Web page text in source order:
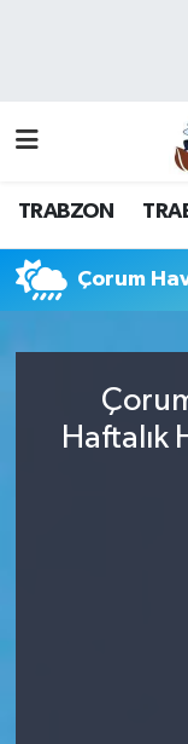
TRABZON
Çorum
Haftalık
Hava
Namaz
Trafik
Tüm